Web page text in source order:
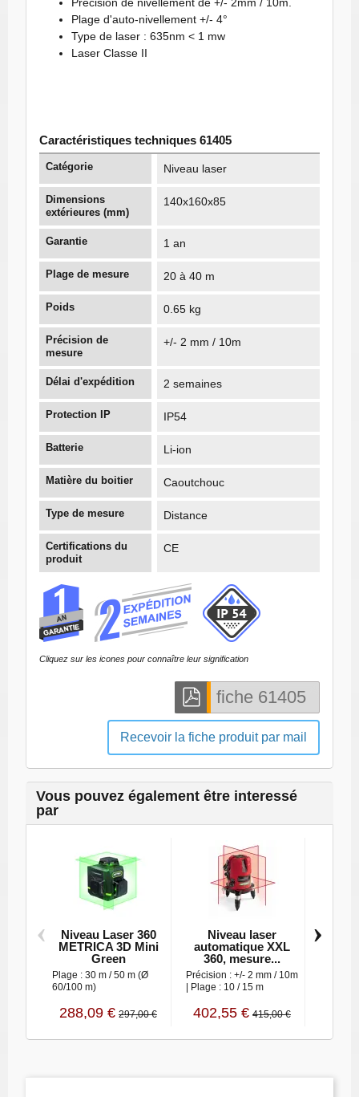
Précision de nivellement de +/- 2mm / 10m.
Plage d'auto-nivellement +/- 4°
Type de laser : 635nm < 1 mw
Laser Classe II
Caractéristiques techniques 61405
Catégorie Niveau laser
Dimensions
extérieures (mm)
140x160x85
Garantie 1 an
Plage de mesure 20 à 40 m
Poids 0.65 kg
Précision de
mesure
+/- 2 mm / 10m
Délai d'expédition 2 semaines
Protection IP IP54
Batterie Li-ion
Matière du boitier Caoutchouc
Type de mesure Distance
Certifications du
produit
CE
Cliquez sur les icones pour connaître leur signification
Recevoir la fiche produit par mail
Vous pouvez également être interessé
par
Niveau Laser 360
METRICA 3D Mini
Green
Plage : 30 m / 50 m (Ø
60/100 m)
288,09 € 297,00 €
Niveau laser
automatique XXL
360, mesure...
Précision : +/- 2 mm / 10m
| Plage : 10 / 15 m
402,55 € 415,00 €
‹ ›